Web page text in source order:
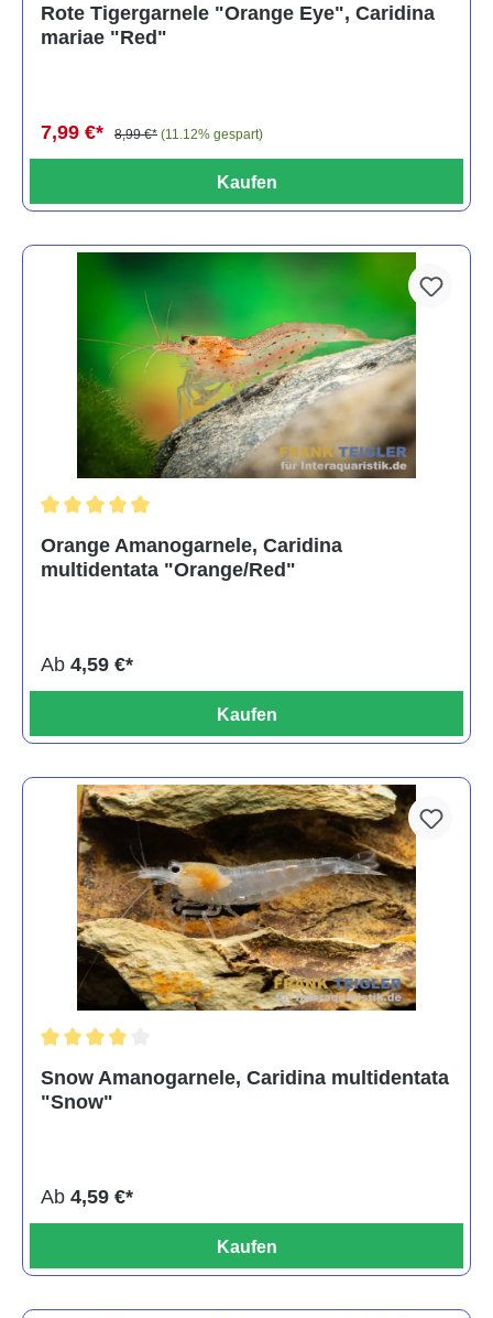
Rote Tigergarnele "Orange Eye", Caridina
mariae "Red"
7,99 €* 8,99 €* (11.12% gespart)
Kaufen
Orange Amanogarnele, Caridina
multidentata "Orange/Red"
Ab 4,59 €*
Kaufen
Snow Amanogarnele, Caridina multidentata
"Snow"
Ab 4,59 €*
Kaufen